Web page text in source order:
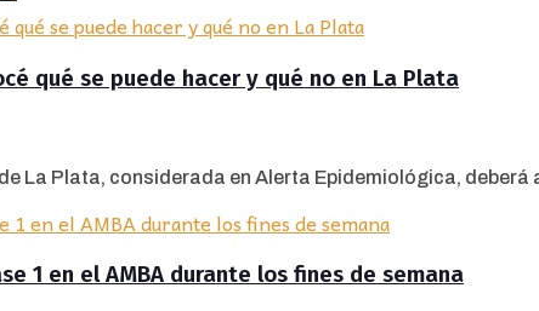
qué se puede hacer y qué no en La Plata
La Plata, considerada en Alerta Epidemiológica,
1 en el AMBA durante los fines de semana